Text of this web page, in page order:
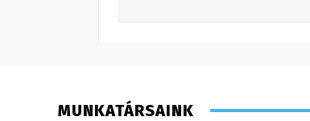
MUNKATÁRSAINK